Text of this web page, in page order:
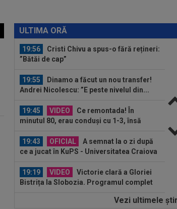
ULTIMA ORĂ
21:00, în direct la Digi Sport 1. ECHIPELE.
Se...
19:56
Cristi Chivu a spus-o fără rețineri:
”Bătăi de cap”
19:55
Dinamo a făcut un nou transfer!
Andrei Nicolescu: ”E peste nivelul din...
19:45 VIDEO
Ce remontada! În
minutul 80, erau conduși cu 1-3, însă
19:43
OFICIAL
A semnat la o zi după
ce a jucat în KuPS - Universitatea Craiova
19:19 VIDEO
Victorie clară a Gloriei
Bistrița la Slobozia. Programul complet
Ce se întâmplă cu Denis Alibec:
Vezi ultimele